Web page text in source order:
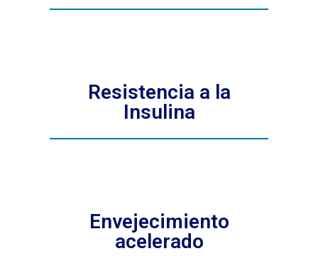
Resistencia a la
Insulina
Envejecimiento
acelerado